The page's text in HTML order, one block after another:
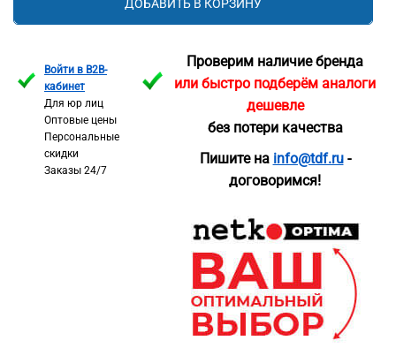
ДОБАВИТЬ В КОРЗИНУ
Войти в B2B-
кабинет
Для юр лиц
Оптовые цены
Персональные
скидки
Заказы 24/7
Проверим наличие бренда
или быстро подберём аналоги
дешевле
без потери качества
Пишите на info@tdf.ru-
договоримся!